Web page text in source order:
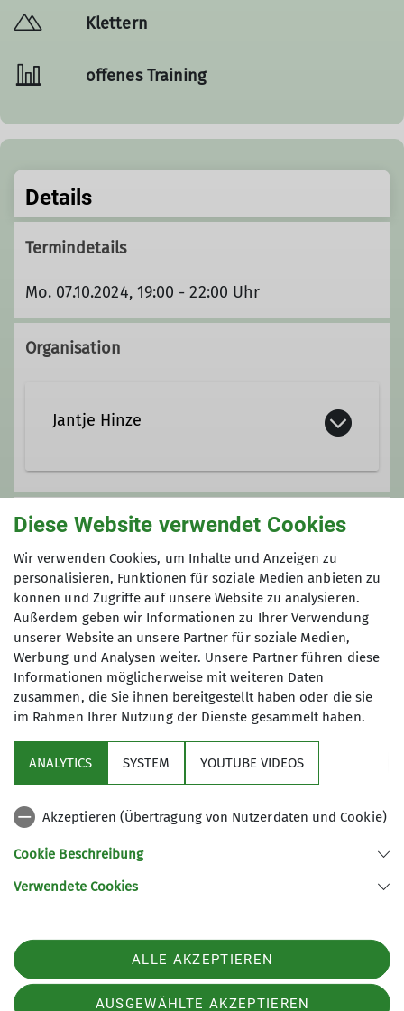
Klettern
offenes Training
Details
Termindetails
Mo. 07.10.2024, 19:00 - 22:00 Uhr
Organisation
Jantje Hinze
jantje.hinze@davgoettingen.de
Qualifikationen
Kletterbetreuer*in Breitensport
Ämter
Klettern und Naturschutz
Unsere Veranstaltungsorte
Nordwand
James-Franck-Ring 1b
37077 Göttingen
Sektion
Aktuelles
Sektion Göttingen des Deutschen Alpenvereins e.V.
Kurze Straße 16
37073 Göttingen
Telefon +4955143815
Diese Website verwendet Cookies
Wir verwenden Cookies, um Inhalte und Anzeigen zu
personalisieren, Funktionen für soziale Medien anbieten zu
können und Zugriffe auf unsere Website zu analysieren.
Außerdem geben wir Informationen zu Ihrer Verwendung
unserer Website an unsere Partner für soziale Medien,
Werbung und Analysen weiter. Unsere Partner führen diese
Informationen möglicherweise mit weiteren Daten
zusammen, die Sie ihnen bereitgestellt haben oder die sie
im Rahmen Ihrer Nutzung der Dienste gesammelt haben.
ANALYTICS SYSTEM YOUTUBE VIDEOS
Akzeptieren (Übertragung von Nutzerdaten und Cookie)
Cookie Beschreibung
Verwendete Cookies
ALLE AKZEPTIEREN
AUSGEWÄHLTE AKZEPTIEREN